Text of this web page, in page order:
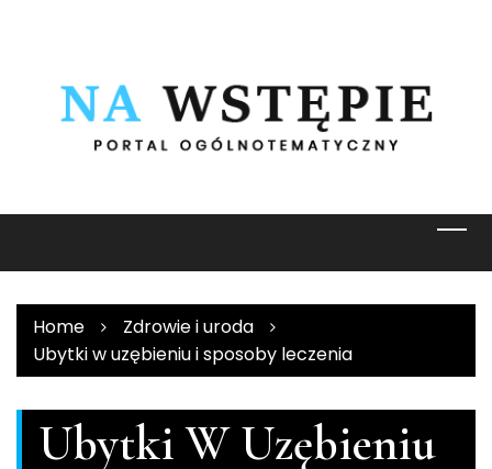
Home
Zdrowie i uroda
Ubytki w uzębieniu i sposoby leczenia
Ubytki W Uzębieniu